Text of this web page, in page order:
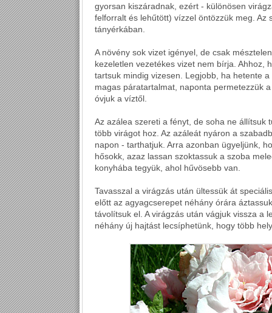
gyorsan kiszáradnak, ezért - különösen
felforralt és lehűtött) vízzel öntözzük meg.
tányérkában.
A növény sok vizet igényel, de csak
kezeletlen vezetékes vizet nem bírja. Ahhoz,
tartsuk mindig vizesen. Legjobb, ha hetente
magas páratartalmat, naponta permetezzük
óvjuk a víztől.
Az azálea szereti a fényt, de soha ne állítsuk
több virágot hoz. Az azáleát nyáron a
napon - tarthatjuk. Arra azonban ügyeljünk,
hősokk, azaz lassan szoktassuk a szoba
konyhába tegyük, ahol hűvösebb van.
Tavasszal a virágzás után ültessük át
előtt az agyagcserepet néhány órára
távolítsuk el. A virágzás után vágjuk vissza a
néhány új hajtást lecsíphetünk, hogy több